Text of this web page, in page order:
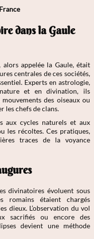
dans la Gaule
alors appelée la Gaule, était
centrales de ces sociétés,
Experts en astrologie,
et en divination, ils
des oiseaux ou
les chefs de clans.
aux cycles naturels et aux
les récoltes. Ces pratiques,
traces de la voyance
divinatoires évoluent sous
romains étaient chargés
dieux. L’observation du vol
sacrifiés ou encore des
devient une méthode